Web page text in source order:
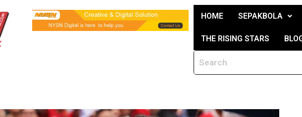
HOME SEPAKBOLA
THE RISING STARS